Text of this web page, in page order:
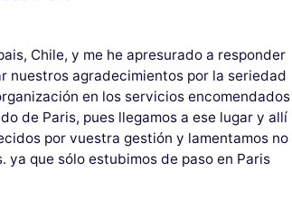
Chile, y me he apresurado a responder
nuestros agradecimientos por la seriedad
en los servicios encomendados
de Paris, pues llegamos a ese lugar y allí
por vuestra gestión y lamentamos no
que sólo estubimos de paso en Paris